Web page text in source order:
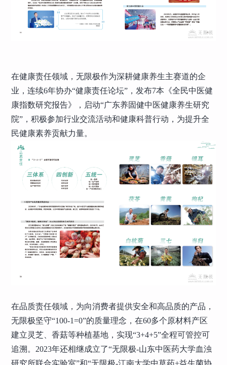
在健康责任领域，无限极作为深耕健康养生主赛道的企
业，连续6年协办“健康责任论坛”，发布7本《全民中医健
康指数研究报告》，启动“广东养固健中医健康养生研究
院”，积极参加行业交流活动和健康科普行动，为提升全
民健康素养贡献力量。
在品质责任领域，为向消费者提供安全和高品质的产品，
无限极坚守“100-1=0”的质量理念，在60多个原材料产区
建立灵芝、香菇等种植基地，实现“3+4+5”全程可管控可
追溯。2023年还相继成立了“无限极-山东中医药大学血浊
研究所联合实验室”和“无限极-江南大学中草药+益生菌协